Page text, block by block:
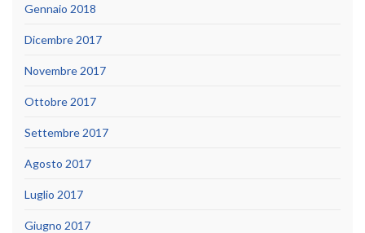
Gennaio 2018
Dicembre 2017
Novembre 2017
Ottobre 2017
Settembre 2017
Agosto 2017
Luglio 2017
Giugno 2017